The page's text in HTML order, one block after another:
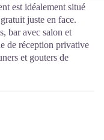
est idéalement situé
juste en face.
bar avec salon et
de réception privative
et gouters de